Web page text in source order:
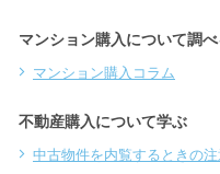
マンション購入について調べ
マンション購入コラム
不動産購入について学ぶ
中古物件を内覧するときの注